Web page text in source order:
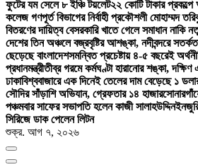
ফুটের যম সেলে ৮ ইঞ্চি টয়লেট২২ কোটি টাকার
কলেজ গণপূর্ত বিভাগের নির্বাহী প্রকৌশলী মোহাম্মদ
বিতরণের দায়িত্ব বেসরকারি খাতে গেলে সমাধান নাকি
দেশের তিন অঞ্চলে বজ্রবৃষ্টির আশঙ্কা, নদীবন্দরে
ছেড়েছে বাংলাদেশসমন্বিত প্রচেষ্টায় ৪-৫ বছরেই
প্রধানমন্ত্রীতীব্র গরমে কর্মঘণ্টা হারানোর শঙ্কা,
ঢাকাবিশ্ববাজারে এক দিনেই তেলের দাম বেড়েছে ১
সৌদির সাঁড়াশি অভিযান, গ্রেফতার ১৪ হাজার
পঞ্চমবার সাফের সভাপতি হলেন কাজী সালাহউদ্দিন
সিরিজে ডাক পেলেন লিটন
শুক্র. আগ ৭, ২০২৬